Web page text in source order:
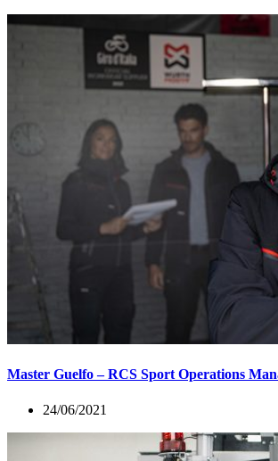
Master Guelfo – RCS Sport Operations
24/06/2021